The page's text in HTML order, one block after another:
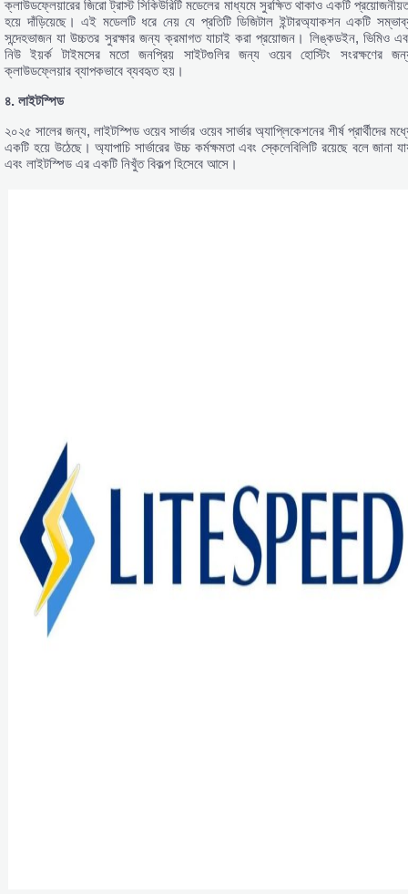
ক্লাউডফ্লেয়ারের জিরো ট্রাস্ট সিকিউরিটি মডেলের মাধ্যমে সুরক্ষিত থাকাও একটি
হয়ে দাঁড়িয়েছে। এই মডেলটি ধরে নেয় যে প্রতিটি ডিজিটাল ইন্টারঅ্যাকশন একটি
সন্দেহভাজন যা উচ্চতর সুরক্ষার জন্য ক্রমাগত যাচাই করা প্রয়োজন। লিঙ্কডইন, ভিমিও
নিউ ইয়র্ক টাইমসের মতো জনপ্রিয় সাইটগুলির জন্য ওয়েব হোস্টিং সংরক্ষণের
ক্লাউডফ্লেয়ার ব্যাপকভাবে ব্যবহৃত হয়।
৪. লাইটস্পিড
২০২৫ সালের জন্য, লাইটস্পিড ওয়েব সার্ভার ওয়েব সার্ভার অ্যাপ্লিকেশনের শীর্ষ প্রার্থীদের
একটি হয়ে উঠেছে। অ্যাপাচি সার্ভারের উচ্চ কর্মক্ষমতা এবং স্কেলেবিলিটি রয়েছে বলে জানা
এবং লাইটস্পিড এর একটি নিখুঁত বিকল্প হিসেবে আসে।